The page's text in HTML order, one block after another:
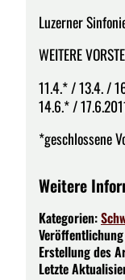
Luzerner
WEITERE
11.4.* / 13.4. /
14.6.* /
*geschlossene
Weitere
Kategorien:
Erstellung des
Letzte